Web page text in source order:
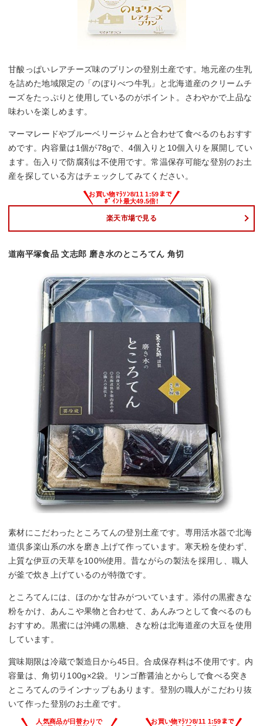
甘酸っぱいレアチーズ味のプリンの登別土産です。地元産の生乳
を詰めた地域限定の「のぼりべつ牛乳」と北海道産のクリームチ
ーズをたっぷりと使用しているのがポイント。さわやかで上品な
味わいを楽しめます。
マーマレードやブルーベリージャムと合わせて食べるのもおすす
めです。内容量は1個が78gで、4個入りと10個入りを展開してい
ます。缶入りで防腐剤は不使用です。常温保存可能な登別のお土
産を探している方はチェックしてみてください。
楽天市場で見る
道南平塚食品 文志郎 磨き水のところてん 角切
素材にこだわったところてんの登別土産です。専用活水器で北海
道倶多楽山系の水を磨き上げて作っています。寒天粉を使わず、
上質な伊豆の天草を100%使用。昔ながらの製法を採用し、職人
が釜で炊き上げているのが特徴です。
ところてんには、ほのかな甘みがついています。添付の黒蜜きな
粉をかけ、あんこや果物と合わせて、あんみつとして食べるのも
おすすめ。黒蜜には沖縄の黒糖、きな粉は北海道産の大豆を使用
しています。
賞味期限は冷蔵で製造日から45日。合成保存料は不使用です。内
容量は、角切り100g×2袋。リンゴ酢醤油とからしで食べる突き
ところてんのラインナップもあります。登別の職人がこだわり抜
いて作った登別のお土産です。